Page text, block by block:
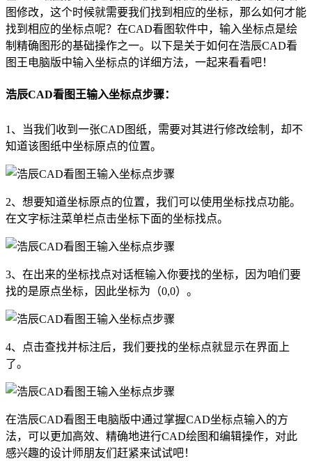
图修改，这个时候就需要我们找到相应的坐标，那么如何才能
找到相应的坐标点呢？在CAD看图软件中，输入坐标点是绘
制精确图形的基础操作之一。以下是关于如何在浩辰CAD看
图王电脑版中输入坐标点的详细方法，一起来看看吧！
浩辰CAD看图王输入坐标点步骤：
1、当我们收到一张CAD图纸，需要对其进行修改绘制，却不
知道该图纸中坐标原点的位置。
2、想要知道坐标原点的位置，我们可以使用坐标找点功能。
在文字标注菜单栏点击坐标下面的坐标找点。
3、在出来的坐标找点对话框输入你要找的坐标，因为咱们要
找的是原点坐标，因此坐标为（0,0）。
4、点击查找并标注后，我们要找的坐标点就显示在界面上
了。
在浩辰CAD看图王电脑版中通过掌握CAD坐标点输入的方
法，可以更加高效、精确地进行CAD绘图和编辑操作，对此
感兴趣的设计师朋友们赶紧来试试吧！